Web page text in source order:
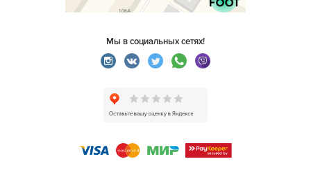
Мы в социальных сетях!